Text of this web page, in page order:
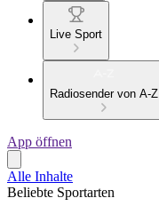
Live Sport
Radiosender von A-Z
App öffnen
Alle Inhalte
Beliebte Sportarten